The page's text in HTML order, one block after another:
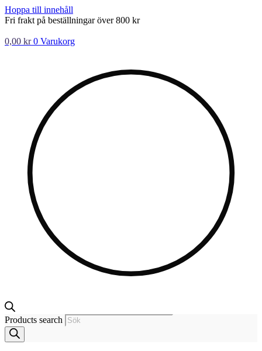
Hoppa till innehåll
Fri frakt på beställningar över 800 kr
0,00 kr 0 Varukorg
Products search